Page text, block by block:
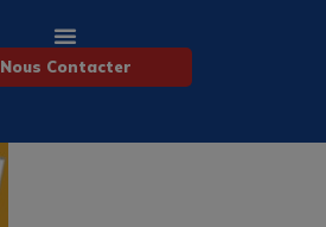
Nous Contacter